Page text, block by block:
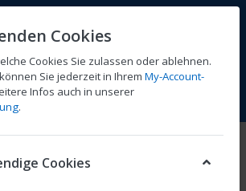
Vergleichen Wunschliste
Cookies
Cookies Sie zulassen oder ablehnen.
Sie jederzeit in Ihrem My-Account-
Infos auch in unserer
.
Cookies